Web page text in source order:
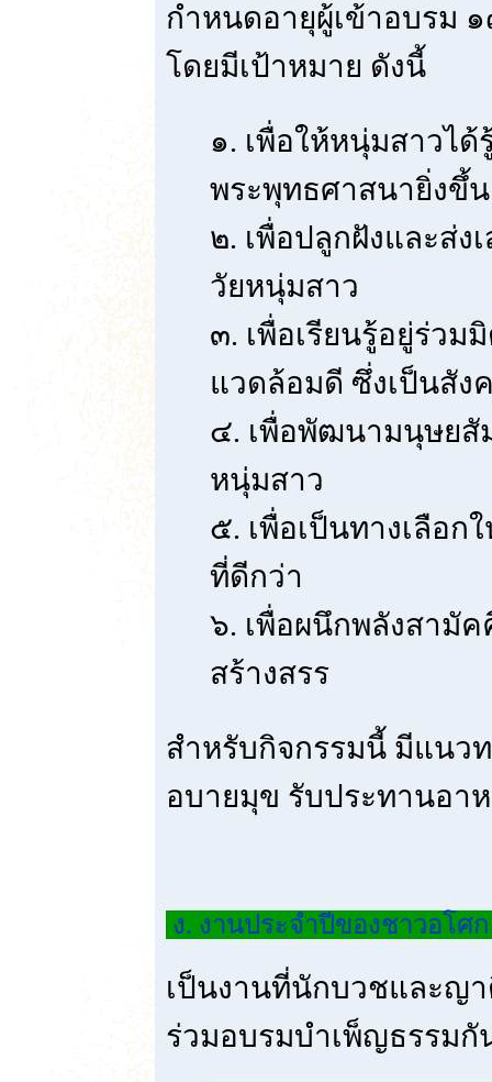
กำหนดอายุผู้เข้าอบรม
โดยมีเป้าหมาย ดังนี้
๑. เพื่อให้หนุ่มสาวได้
พระพุทธศาสนายิ่งขึ้น
๒. เพื่อปลูกฝังและส่ง
วัยหนุ่มสาว
๓. เพื่อเรียนรู้อยู่ร่วม
แวดล้อมดี ซึ่งเป็นสัง
๔. เพื่อพัฒนามนุษยสั
หนุ่มสาว
๕. เพื่อเป็นทางเลือ
ที่ดีกว่า
๖. เพื่อผนึกพลังสามั
สร้างสรร
สำหรับกิจกรรมนี้ มีแนว
อบายมุข รับประทานอา
ง. งานประจำปีของชาวอโศ
เป็นงานที่นักบวชและญ
ร่วมอบรมบำเพ็ญธรรมกั